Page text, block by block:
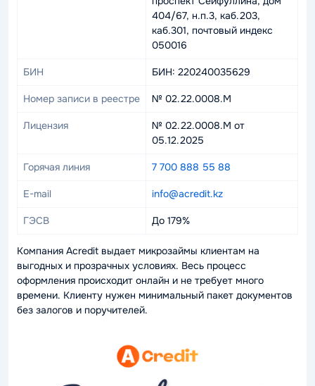
404/67, н.п.3, каб.203,
каб.301, почтовый индекс
050016
БИН БИН: 220240035629
Номер записи в реестре № 02.22.0008.М
Лицензия
№ 02.22.0008.М от
05.12.2025
Горячая линия 7 700 888 55 88
E-mail info@acredit.kz
ГЭСВ До 179%
Компания Acredit выдает микрозаймы клиентам на
выгодных и прозрачных условиях. Весь процесс
оформления происходит онлайн и не требует много
времени. Клиенту нужен минимальный пакет документов
без залогов и поручителей.